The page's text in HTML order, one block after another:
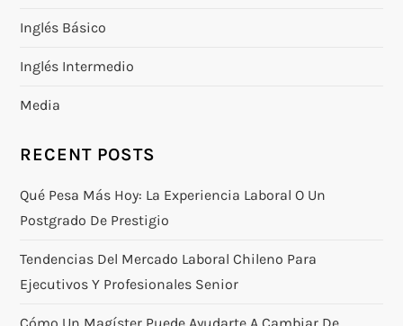
Inglés Básico
Inglés Intermedio
Media
RECENT POSTS
Qué Pesa Más Hoy: La Experiencia Laboral O Un
Postgrado De Prestigio
Tendencias Del Mercado Laboral Chileno Para
Ejecutivos Y Profesionales Senior
Cómo Un Magíster Puede Ayudarte A Cambiar De